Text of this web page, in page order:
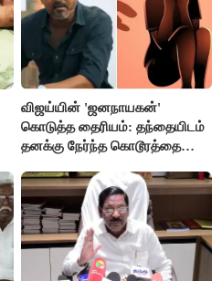
விஜய்யின் 'ஜனநாயகன்'
கொடுத்த தைரியம்: தந்தையிடம்
தனக்கு நேர்ந்த கொடூரத்தை